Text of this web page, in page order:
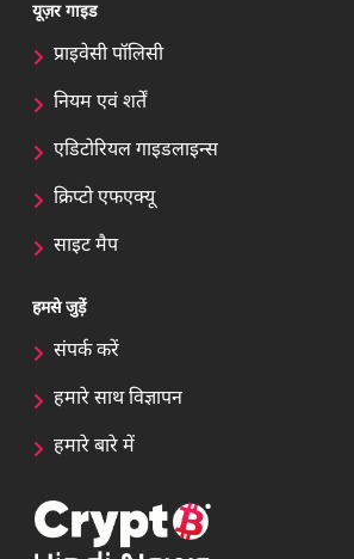
यूज़र गाइड
प्राइवेसी पॉलिसी
नियम एवं शर्तें
एडिटोरियल गाइडलाइन्स
क्रिप्टो एफएक्यू
साइट मैप
हमसे जुड़ें
संपर्क करें
हमारे साथ विज्ञापन
हमारे बारे में